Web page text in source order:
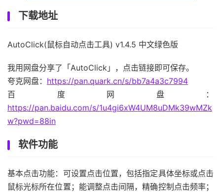
下载地址
AutoClick(鼠标自动点击工具) v1.4.5 中文绿色版
我用网盘分享了「AutoClick」，点击链接即可保存。
夸克网盘： https://pan.quark.cn/s/bb7a4a3c7994
百度网盘：
https://pan.baidu.com/s/1u4gi6xW4UM8uDMk39wMZk
w?pwd=88in
软件功能
基本点击功能：可设置点击位置，包括指定具体坐标或点击
鼠标光标所在位置；能调整点击间隔，精确控制点击频率；